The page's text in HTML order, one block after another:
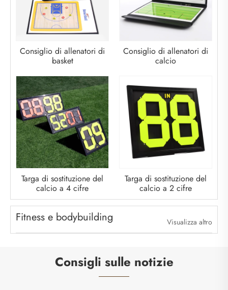
Consiglio di allenatori di
basket
Consiglio di allenatori di
calcio
Targa di sostituzione del
calcio a 4 cifre
Targa di sostituzione del
calcio a 2 cifre
Fitness e bodybuilding Visualizza altro
Consigli sulle notizie